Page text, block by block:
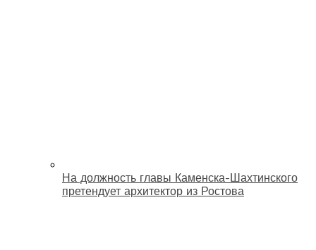
На должность главы Каменска-Шахтинского
претендует архитектор из Ростова